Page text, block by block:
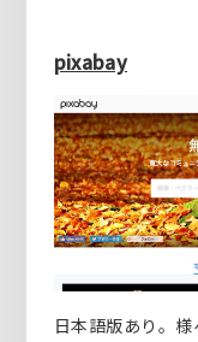
pixabay
日本語版あり。